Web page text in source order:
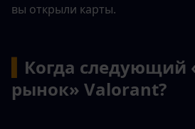
вы открыли карты.
Когда следующий
рынок» Valorant?